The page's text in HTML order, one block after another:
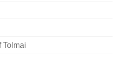
Tolmai